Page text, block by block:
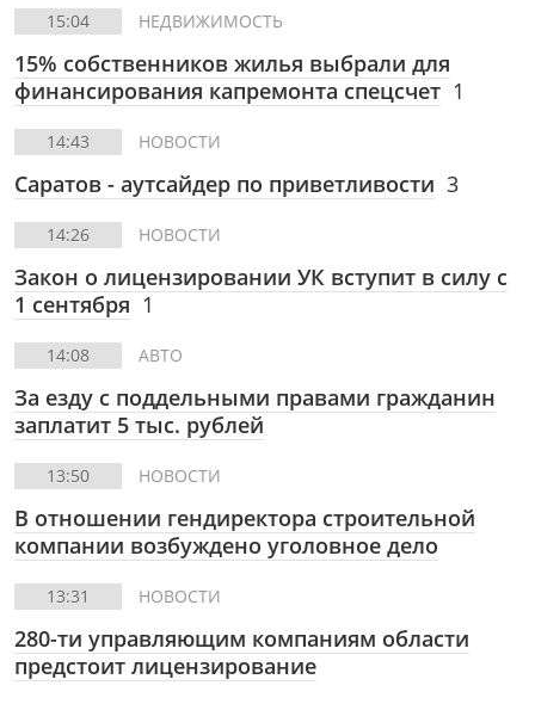
15:04 НЕДВИЖИМОСТЬ
15% собственников жилья выбрали для
финансирования капремонта спецсчет 1
14:43 НОВОСТИ
Саратов - аутсайдер по приветливости 3
14:26 НОВОСТИ
Закон о лицензировании УК вступит в силу с
1 сентября 1
14:08 АВТО
За езду с поддельными правами гражданин
заплатит 5 тыс. рублей
13:50 НОВОСТИ
В отношении гендиректора строительной
компании возбуждено уголовное дело
13:31 НОВОСТИ
280-ти управляющим компаниям области
предстоит лицензирование